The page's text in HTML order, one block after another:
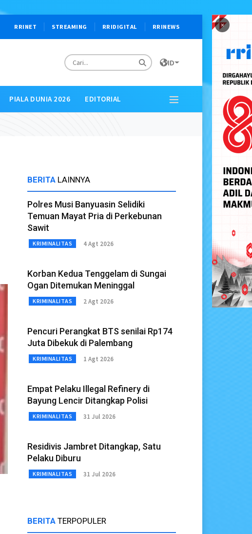
×
RRINET STREAMING RRIDIGITAL RRINEWS
ID
PIALA DUNIA 2026 EDITORIAL
BERITA LAINNYA
Polres Musi Banyuasin Selidiki
Temuan Mayat Pria di Perkebunan
Sawit
KRIMINALITAS 4 Agt 2026
Korban Kedua Tenggelam di Sungai
Ogan Ditemukan Meninggal
KRIMINALITAS 2 Agt 2026
Pencuri Perangkat BTS senilai Rp174
Juta Dibekuk di Palembang
KRIMINALITAS 1 Agt 2026
Empat Pelaku Illegal Refinery di
Bayung Lencir Ditangkap Polisi
KRIMINALITAS 31 Jul 2026
Residivis Jambret Ditangkap, Satu
Pelaku Diburu
KRIMINALITAS 31 Jul 2026
BERITA TERPOPULER